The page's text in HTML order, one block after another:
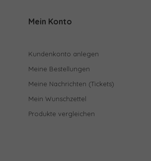
Mein Konto
Kundenkonto anlegen
Meine Bestellungen
Meine Nachrichten (Tickets)
Mein Wunschzettel
Produkte vergleichen